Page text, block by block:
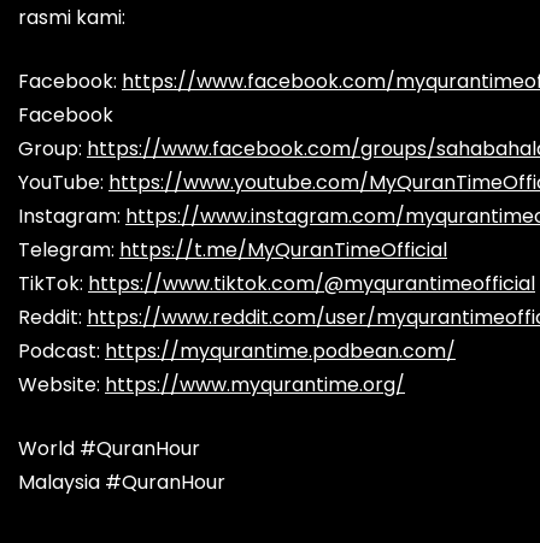
rasmi kami:
Facebook: https://www.facebook.com/
Facebook
Group: https://www.facebook.com/groups/
YouTube: https://www.youtube.com/
Instagram: https://www.instagram.com/
Telegram: https://t.me/MyQuranTimeOfficial
TikTok: https://www.tiktok.com/@myqurantimeofficial
Reddit: https://www.reddit.com/user/
Podcast: https://myqurantime.podbean.com/
Website: https://www.myqurantime.org/
World #QuranHour
Malaysia #QuranHour